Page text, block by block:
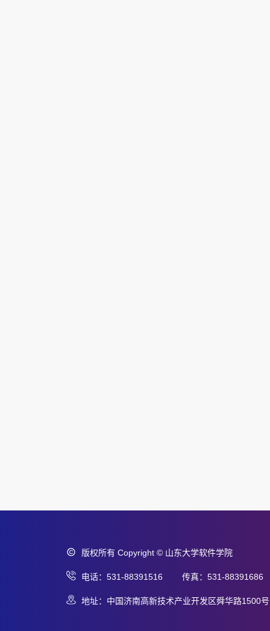
版权所有 Copyright © 山东大学软件学院
电话：531-88391516 传真：531-88391686
地址：中国济南高新技术产业开发区舜华路